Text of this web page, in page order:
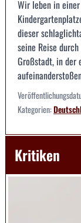
Wir leben in
dieser
seine Reise
Großstadt, in der
Kategorien:
Kritiken